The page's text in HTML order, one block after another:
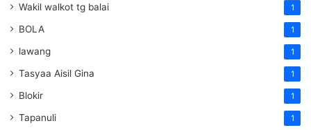
Wakil walkot tg balai 1
BOLA 1
lawang 1
Tasyaa Aisil Gina 1
Blokir 1
Tapanuli 1